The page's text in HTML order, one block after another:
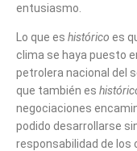
entusiasmo.
Lo que es histórico es
clima se haya puesto
petrolera nacional del
que también es
negociaciones
podido desarrollarse
responsabilidad de